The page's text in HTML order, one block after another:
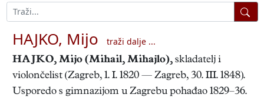
HAJKO, Mijo
traži dalje ...
HAJKO, Mijo (Mihail, Mihajlo), skladatelj i
violončelist (Zagreb, 1. I. 1820 — Zagreb, 30. III. 1848).
Usporedo s gimnazijom u Zagrebu pohađao 1829–36.